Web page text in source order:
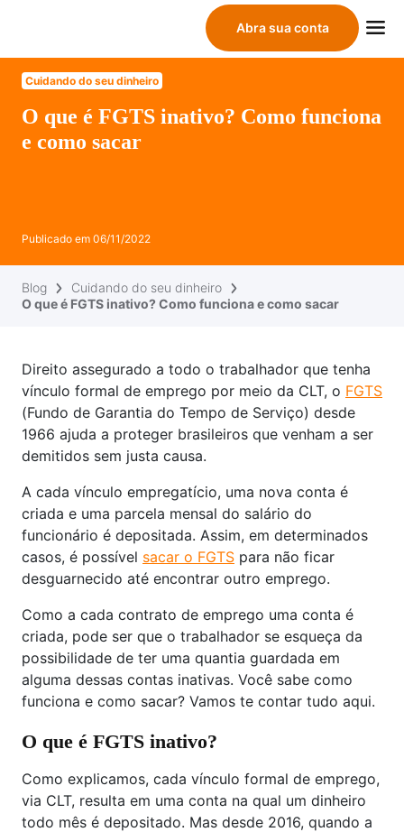
Abra sua conta
Cuidando do seu dinheiro
O que é FGTS inativo? Como funciona
e como sacar
Publicado em 06/11/2022
Blog
Cuidando do seu dinheiro
O que é FGTS inativo? Como funciona e como sacar
Direito assegurado a todo o trabalhador que tenha
vínculo formal de emprego por meio da CLT, o FGTS
(Fundo de Garantia do Tempo de Serviço) desde
1966 ajuda a proteger brasileiros que venham a ser
demitidos sem justa causa.
A cada vínculo empregatício, uma nova conta é
criada e uma parcela mensal do salário do
funcionário é depositada. Assim, em determinados
casos, é possível sacar o FGTS para não ficar
desguarnecido até encontrar outro emprego.
Como a cada contrato de emprego uma conta é
criada, pode ser que o trabalhador se esqueça da
possibilidade de ter uma quantia guardada em
alguma dessas contas inativas. Você sabe como
funciona e como sacar? Vamos te contar tudo aqui.
O que é FGTS inativo?
Como explicamos, cada vínculo formal de emprego,
via CLT, resulta em uma conta na qual um dinheiro
todo mês é depositado. Mas desde 2016, quando a